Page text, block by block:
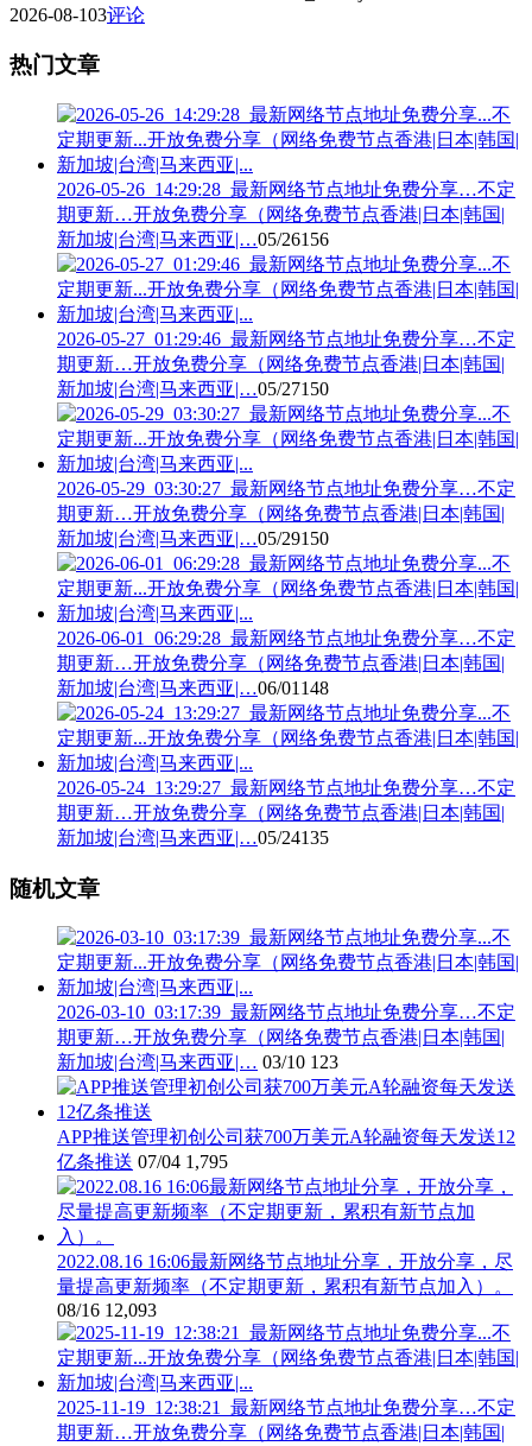
2026-08-103评论
热门文章
2026-05-26_14:29:28_最新网络节点地址免费分享…不定
期更新…开放免费分享（网络免费节点香港|日本|韩国|
新加坡|台湾|马来西亚|…05/26156
2026-05-27_01:29:46_最新网络节点地址免费分享…不定
期更新…开放免费分享（网络免费节点香港|日本|韩国|
新加坡|台湾|马来西亚|…05/27150
2026-05-29_03:30:27_最新网络节点地址免费分享…不定
期更新…开放免费分享（网络免费节点香港|日本|韩国|
新加坡|台湾|马来西亚|…05/29150
2026-06-01_06:29:28_最新网络节点地址免费分享…不定
期更新…开放免费分享（网络免费节点香港|日本|韩国|
新加坡|台湾|马来西亚|…06/01 148
2026-05-24_13:29:27_最新网络节点地址免费分享…不定
期更新…开放免费分享（网络免费节点香港|日本|韩国|
新加坡|台湾|马来西亚|…05/24135
随机文章
2026-03-10_03:17:39_最新网络节点地址免费分享…不定
期更新…开放免费分享（网络免费节点香港|日本|韩国|
新加坡|台湾|马来西亚|… 03/10 123
APP推送管理初创公司获700万美元A轮融资每天发送12
亿条推送 07/04 1,795
2022.08.16 16:06最新网络节点地址分享，开放分享，尽
量提高更新频率（不定期更新，累积有新节点加入）。
08/16 12,093
2025-11-19_12:38:21_最新网络节点地址免费分享…不定
期更新…开放免费分享（网络免费节点香港|日本|韩国|